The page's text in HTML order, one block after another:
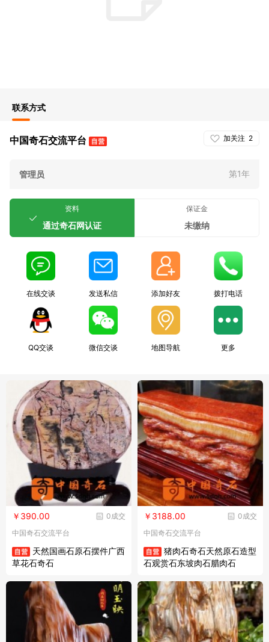
联系方式
加关注 2
中国奇石交流平台
管理员 第1年
资料
通过奇石网认证
保证金
未缴纳
在线交谈 发送私信 添加好友 拨打电话
QQ交谈 微信交谈 地图导航 更多
0成交
￥390.00
中国奇石交流平台
天然国画石原石摆件广西
草花石奇石
0成交
￥3188.00
中国奇石交流平台
猪肉石奇石天然原石造型
石观赏石东坡肉石腊肉石